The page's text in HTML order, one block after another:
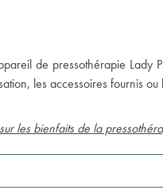
de pressothérapie Lady
les accessoires fournis
les bienfaits de la